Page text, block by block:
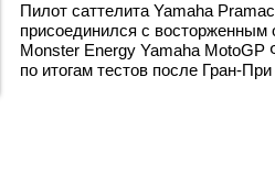
Пилот саттелита Yamaha
присоединился с восторженным
Monster Energy Yamaha
по итогам тестов после Гран-